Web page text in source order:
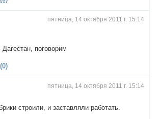
пятница, 14 октября 2011 г. 15:14
поговорим
пятница, 14 октября 2011 г. 15:14
строили, и заставляли работать.